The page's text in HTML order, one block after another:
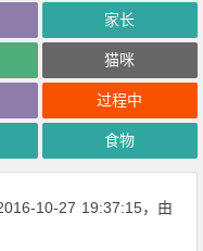
家长
猫咪
过程中
食物
10-27 19:37:15，由